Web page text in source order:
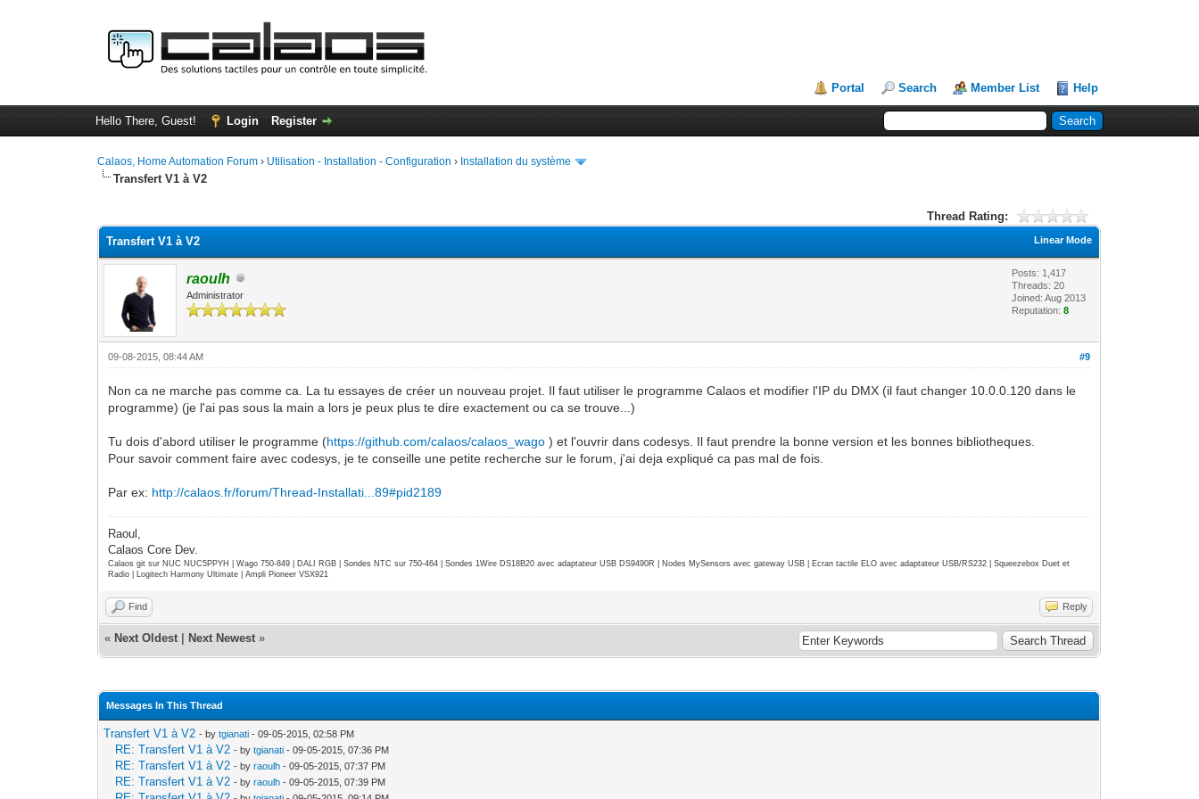
Portal Search Member List Help
Hello There, Guest! Login Register
Calaos, Home Automation Forum › Utilisation - Installation - Configuration › Installation du système
Transfert V1 à V2
Thread Rating:
Linear Mode
Transfert V1 à V2
raoulh
Administrator
Posts: 1,417
Threads: 20
Joined: Aug 2013
Reputation:8
#9
09-08-2015, 08:44 AM
Non ca ne marche pas comme ca. La tu essayes de créer un nouveau projet. Il faut utiliser le programme Calaos et modifier l'IP du DMX (il faut changer 10.0.0.120 dans le
programme) (je l'ai pas sous la main a lors je peux plus te dire exactement ou ca se trouve...)
Tu dois d'abord utiliser le programme (https://github.com/calaos/calaos_wago ) et l'ouvrir dans codesys. Il faut prendre la bonne version et les bonnes bibliotheques.
Pour savoir comment faire avec codesys, je te conseille une petite recherche sur le forum, j'ai deja expliqué ca pas mal de fois.
Par ex: http://calaos.fr/forum/Thread-Installati...89#pid2189
Raoul,
Calaos Core Dev.
Calaos git sur NUC NUC5PPYH | Wago 750-849 | DALI RGB | Sondes NTC sur 750-464 | Sondes 1Wire DS18B20 avec adaptateur USB DS9490R | Nodes MySensors avec gateway USB | Ecran tactile ELO avec adaptateur USB/RS232 | Squeezebox Duet et
Radio | Logitech Harmony Ultimate | Ampli Pioneer VSX921
Find Reply
« Next Oldest Next Newest »
Messages In This Thread
Transfert V1 à V2 - bytgianati - 09-05-2015, 02:58 PM
RE: Transfert V1 à V2 - bytgianati - 09-05-2015, 07:36 PM
RE: Transfert V1 à V2 - byraoulh - 09-05-2015, 07:37 PM
RE: Transfert V1 à V2 - byraoulh - 09-05-2015, 07:39 PM